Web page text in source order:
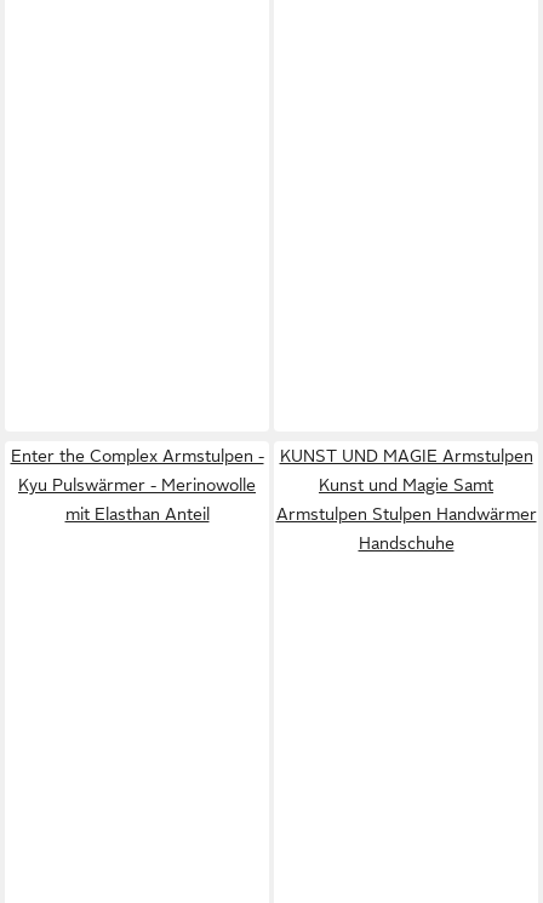
Enter the Complex Armstulpen -
Kyu Pulswärmer - Merinowolle
mit Elasthan Anteil
KUNST UND MAGIE Armstulpen
Kunst und Magie Samt
Armstulpen Stulpen Handwärmer
Handschuhe